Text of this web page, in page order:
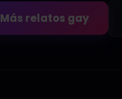
Más relatos gay